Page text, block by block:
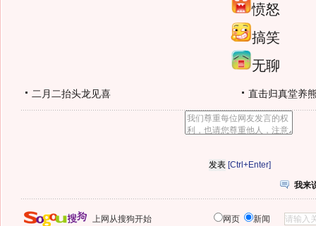
愤怒
搞笑
无聊
二月二抬头龙见喜 直击归真堂养
[Ctrl+Enter]
我来
上网从搜狗开始 网页 新闻